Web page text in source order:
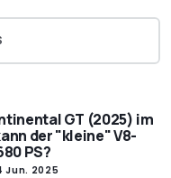
GT (2025) im
der "kleine" V8-
PS?
Jun. 2025